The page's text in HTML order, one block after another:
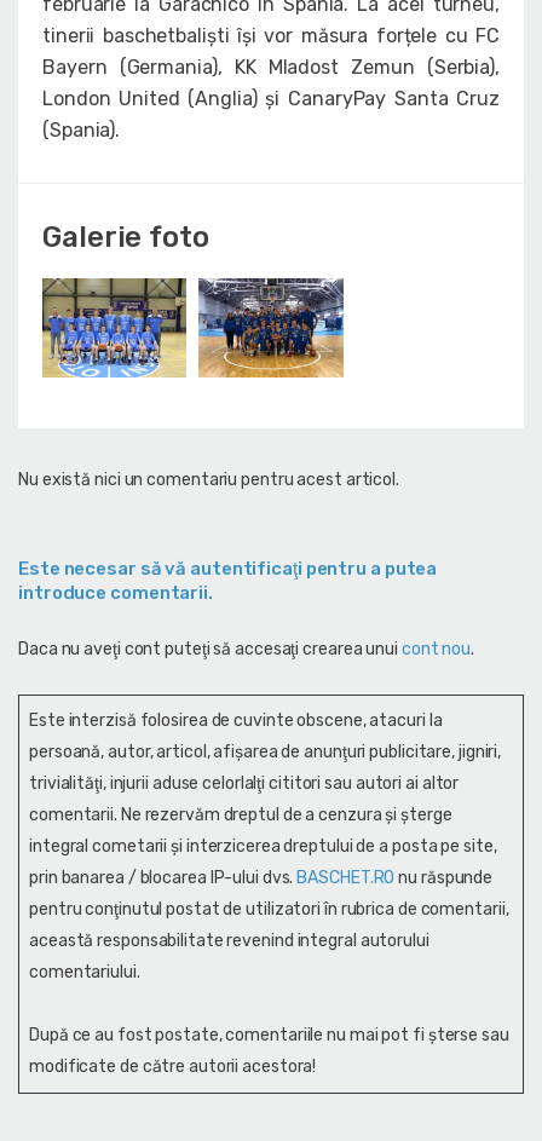
tinerii baschetbaliști își vor măsura forțele cu FC
Bayern (Germania), KK Mladost Zemun (Serbia),
London United (Anglia) și CanaryPay Santa Cruz
(Spania).
Galerie foto
Nu există nici un comentariu pentru acest articol.
Este necesar să vă autentificaţi pentru a putea
introduce comentarii.
Daca nu aveţi cont puteţi să accesaţi crearea unui cont nou.
Este interzisă folosirea de cuvinte obscene, atacuri la
persoană, autor, articol, afişarea de anunţuri publicitare, jigniri,
trivialităţi, injurii aduse celorlalţi cititori sau autori ai altor
comentarii. Ne rezervăm dreptul de a cenzura și şterge
integral cometarii și interzicerea dreptului de a posta pe site,
prin banarea / blocarea IP-ului dvs. BASCHET.RO nu răspunde
pentru conţinutul postat de utilizatori în rubrica de comentarii,
această responsabilitate revenind integral autorului
comentariului.
După ce au fost postate, comentariile nu mai pot fi șterse sau
modificate de către autorii acestora!